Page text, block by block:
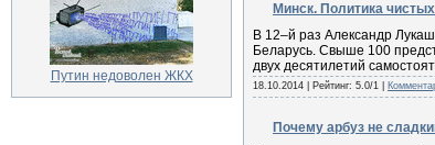
Путин недоволен ЖКХ
Минск. Политика
В 12–й раз Александр
Беларусь. Свыше 100
двух десятилетий
18.10.2014 | Рейтинг: 5.0/1 |
Почему арбуз не